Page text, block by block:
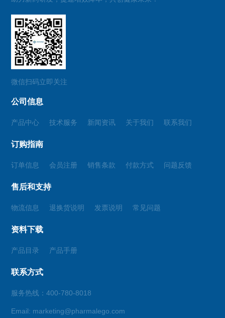
微信扫码立即关注
公司信息
产品中心 技术服务 新闻资讯 关于我们 联系我们
订购指南
订单信息 会员注册 销售条款 付款方式 问题反馈
售后和支持
物流信息 退换货说明 发票说明 常见问题
资料下载
产品目录 产品手册
联系方式
服务热线：400-780-8018
Email: marketing@pharmalego.com